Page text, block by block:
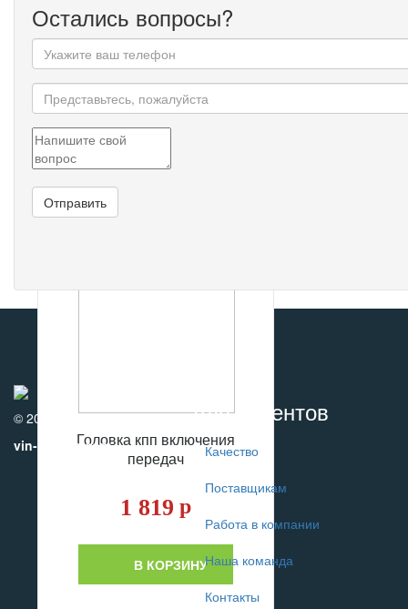
Решетка переднего бампера
левая
157р
Головка кпп включения
передач
1 819 р
В КОРЗИНУ
Остались вопросы?
© 2010-2017
vin-motors.com
Для клиентов
Качество
Поставщикам
Работа в компании
Наша команда
Контакты